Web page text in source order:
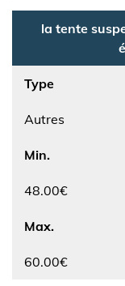
la tente
Type
Autres
Min.
48.00€
Max.
60.00€